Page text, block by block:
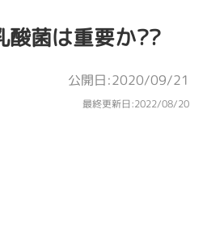
酸菌は重要か??
公開日:2020/09/21
最終更新日:2022/08/20